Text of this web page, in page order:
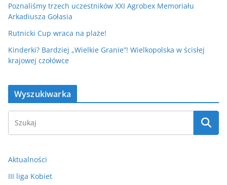
Poznaliśmy trzech uczestników XXI Agrobex Memoriału
Arkadiusza Gołasia
Rutnicki Cup wraca na plaże!
Kinderki? Bardziej „Wielkie Granie”! Wielkopolska w ścisłej
krajowej czołówce
Wyszukiwarka
Aktualności
III liga Kobiet